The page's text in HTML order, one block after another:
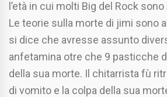
l’età in cui molti Big del Rock
Le teorie sulla morte di jimi sono
si dice che avresse assunto
anfetamina otre che 9 pasticche
della sua morte. Il chitarrista fù
di vomito e la colpa della sua